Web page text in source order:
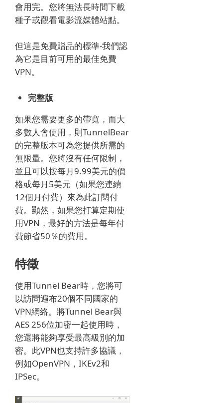
會用完。 您將無法長時間下載
種子或觀看電影流媒體站點。
但這是免費贈品的標準-我們認
為它是目前可用的最佳免費
VPN。
完整版
如果您需要更多的帶寬，而大
多數人會使用，則TunnelBear
的完整版本可為您提供所需的
無限量。 您將沒有任何限制，
並且可以按每月9.99美元的價
格或每月5美元（如果您連續
12個月付費）來為此訂閱付
費。 顯然，如果您打算定期使
用VPN，最好的方法是每年付
費節省50％的費用。
特徵
使用Tunnel Bear時，您將可
以訪問遍布20個不同國家的
VPN網絡。 將Tunnel Bear與
AES 256位加密一起使用時，
您還將能夠享受最高級別的加
密。 此VPN也支持許多協議，
例如OpenVPN，IKEv2和
IPSec。